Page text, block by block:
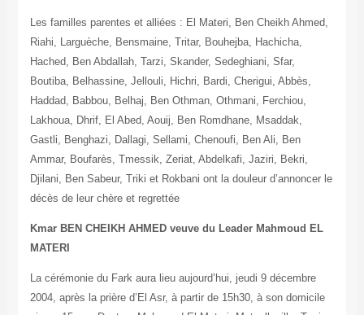
Les familles parentes et alliées : El Materi, Ben Cheikh Ahmed,
Riahi, Larguèche, Bensmaine, Tritar, Bouhejba, Hachicha,
Hached, Ben Abdallah, Tarzi, Skander, Sedeghiani, Sfar,
Boutiba, Belhassine, Jellouli, Hichri, Bardi, Cherigui, Abbès,
Haddad, Babbou, Belhaj, Ben Othman, Othmani, Ferchiou,
Lakhoua, Dhrif, El Abed, Aouij, Ben Romdhane, Msaddak,
Gastli, Benghazi, Dallagi, Sellami, Chenoufi, Ben Ali, Ben
Ammar, Boufarès, Tmessik, Zeriat, Abdelkafi, Jaziri, Bekri,
Djilani, Ben Sabeur, Triki et Rokbani ont la douleur d’annoncer le
décès de leur chère et regrettée
Kmar BEN CHEIKH AHMED veuve du Leader Mahmoud EL
MATERI
La cérémonie du Fark aura lieu aujourd’hui, jeudi 9 décembre
2004, après la prière d’El Asr, à partir de 15h30, à son domicile